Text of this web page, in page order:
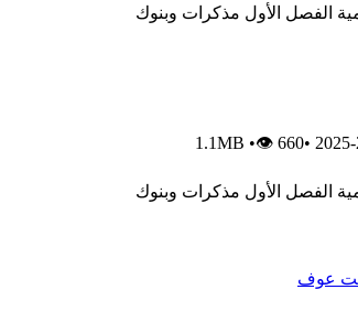
الفصل الأول مذكرات وبنوك
•
1.1MB •👁 660
الفصل الأول مذكرات وبنوك
عوف